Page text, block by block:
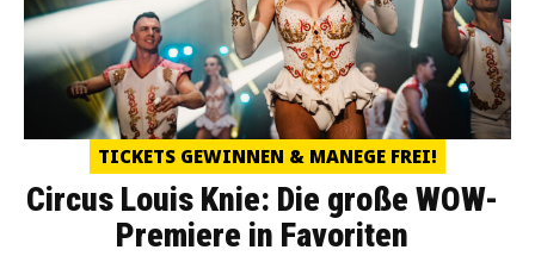
TICKETS GEWINNEN & MANEGE FREI!
Circus Louis Knie: Die große WOW-
Premiere in Favoriten